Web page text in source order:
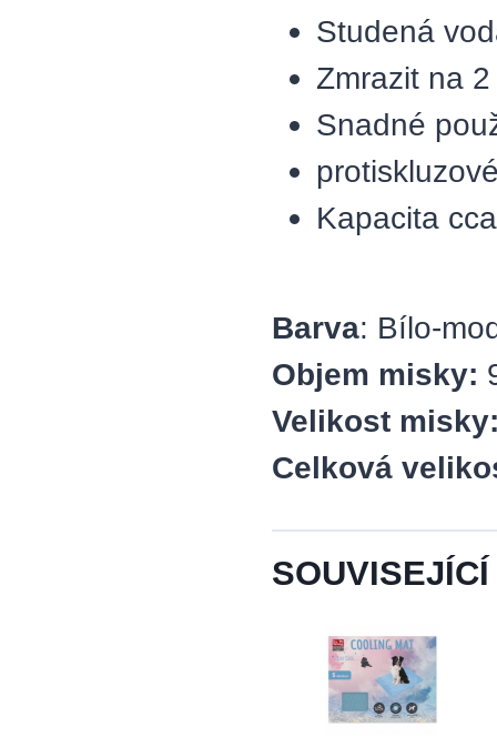
Studená
Zmrazit na
Snadné
Kapacita
Barva: Bílo-
Objem misky:
Velikost
Celková